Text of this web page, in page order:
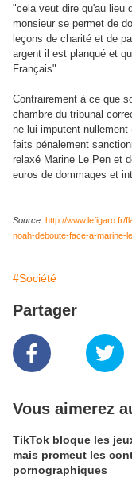
"cela veut dire qu'au lieu
monsieur se permet de
leçons de charité et de
argent il est planqué et
Français".
Contrairement à ce que
chambre du tribunal
ne lui imputent nullement
faits pénalement
relaxé Marine Le Pen et
euros de dommages et
Source: http://www.lefigaro.fr/
noah-deboute-face-a-marine-
#Société
Partager
Vous aimerez
TikTok bloque les
mais promeut les
pornographiques